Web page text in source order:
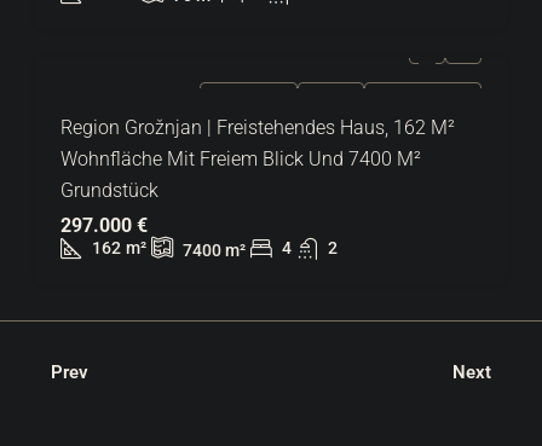
Region Grožnjan | Freistehendes Haus, 162 M²
Wohnfläche Mit Freiem Blick Und 7400 M²
Grundstück
297.000 €
162 m² 7400m² 4 2
Prev Next